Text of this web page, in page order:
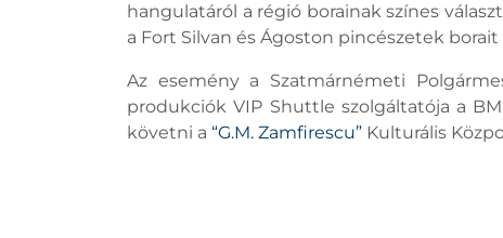
hangulatáról a régió borainak színes
a Fort Silvan és Ágoston pincészetek
Az esemény a Szatmárnémeti
produkciók VIP Shuttle szolgáltatója a
követni a “G.M. Zamfirescu” Kulturális